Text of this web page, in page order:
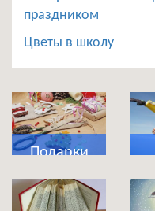
праздником
Цветы в школу
Подарки
сделанные
своими